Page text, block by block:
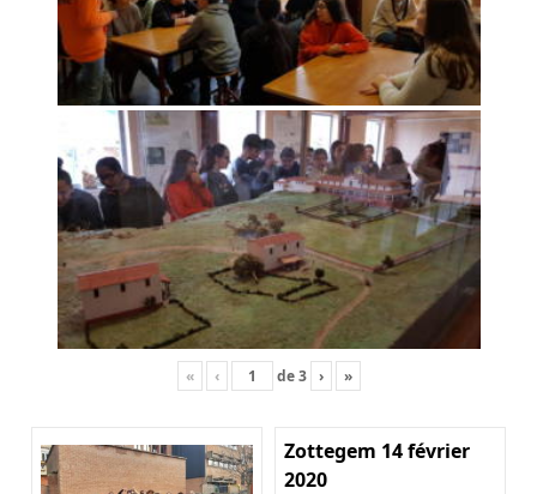
« ‹ de3 › »
Zottegem 14 février
2020